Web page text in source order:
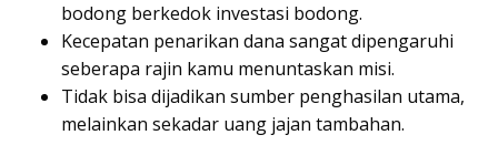
bodong berkedok investasi bodong.
Kecepatan penarikan dana sangat dipengaruhi
seberapa rajin kamu menuntaskan misi.
Tidak bisa dijadikan sumber penghasilan utama,
melainkan sekadar uang jajan tambahan.